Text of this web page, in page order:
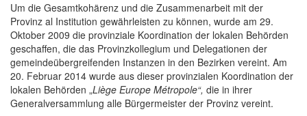
Um die Gesamtkohärenz und die Zusammenarbeit mit der
Provinz al Institution gewährleisten zu können, wurde am 29.
Oktober 2009 die provinziale Koordination der lokalen Behörden
geschaffen, die das Provinzkollegium und Delegationen der
gemeindeübergreifenden Instanzen in den Bezirken vereint. Am
20. Februar 2014 wurde aus dieser provinzialen Koordination der
lokalen Behörden „Liège Europe Métropole“, die in ihrer
Generalversammlung alle Bürgermeister der Provinz vereint.